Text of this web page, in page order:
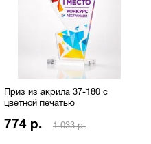
Приз из акрила 37-180 с
цветной печатью
774 р. 1 033 р.